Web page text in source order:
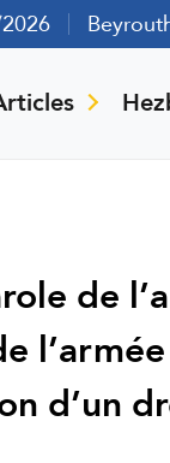
de
d’un